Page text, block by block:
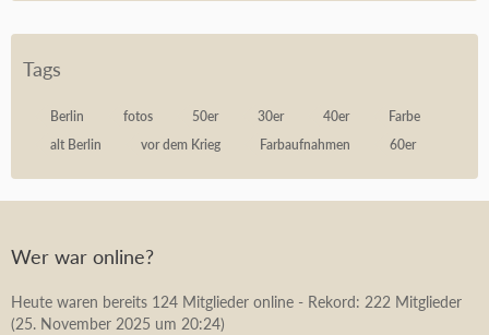
Tags
Berlin fotos 50er 30er 40er
Farbe
alt Berlin
vor dem Krieg Farbaufnahmen 60er
Wer war online?
Heute waren bereits 124 Mitglieder online - Rekord: 222 Mitglieder
(25. November 2025 um 20:24)